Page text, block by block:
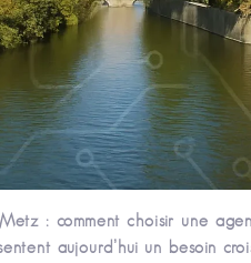
: comment choisir une
aujourd’hui un besoin